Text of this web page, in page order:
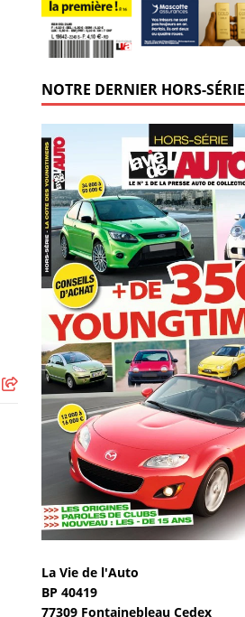
NOTRE DERNIER HORS-SÉRIE
La Vie de l'Auto
BP 40419
77309 Fontainebleau Cedex